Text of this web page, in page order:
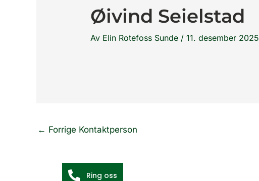
Øivind Seielstad
Av Elin Rotefoss Sunde / 11. desember 2025
← Forrige Kontaktperson
Ring oss